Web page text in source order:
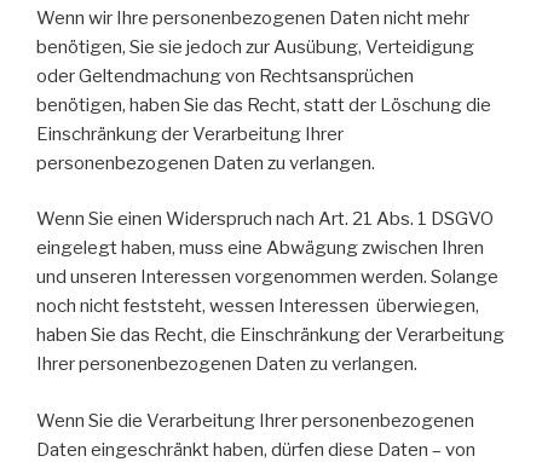
Wenn wir Ihre personenbezogenen Daten nicht mehr
benötigen, Sie sie jedoch zur Ausübung, Verteidigung
oder Geltendmachung von Rechtsansprüchen
benötigen, haben Sie das Recht, statt der Löschung die
Einschränkung der Verarbeitung Ihrer
personenbezogenen Daten zu verlangen.
Wenn Sie einen Widerspruch nach Art. 21 Abs. 1 DSGVO
eingelegt haben, muss eine Abwägung zwischen Ihren
und unseren Interessen vorgenommen werden. Solange
noch nicht feststeht, wessen Interessen überwiegen,
haben Sie das Recht, die Einschränkung der Verarbeitung
Ihrer personenbezogenen Daten zu verlangen.
Wenn Sie die Verarbeitung Ihrer personenbezogenen
Daten eingeschränkt haben, dürfen diese Daten – von